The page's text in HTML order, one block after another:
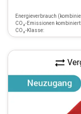
Energieverbrauch
CO₂-Emissionen kombiniert:
CO₂-Klasse: